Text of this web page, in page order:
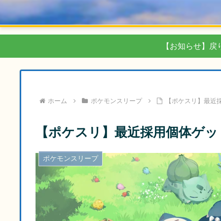
【お知らせ】
ホーム ポケモンスリープ 【ポケスリ】最
【ポケスリ】最近採用個体ゲ
ポケモンスリープ